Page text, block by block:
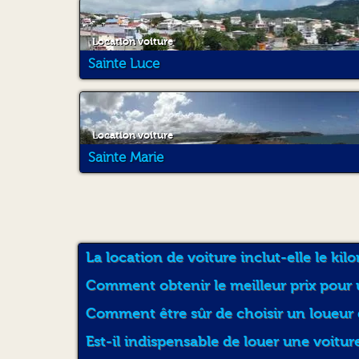
Location voiture
Sainte Luce
Location voiture
Sainte Marie
La location de voiture inclut-elle le
Comment obtenir le meilleur prix
Comment être sûr de choisir un
Est-il indispensable de louer une